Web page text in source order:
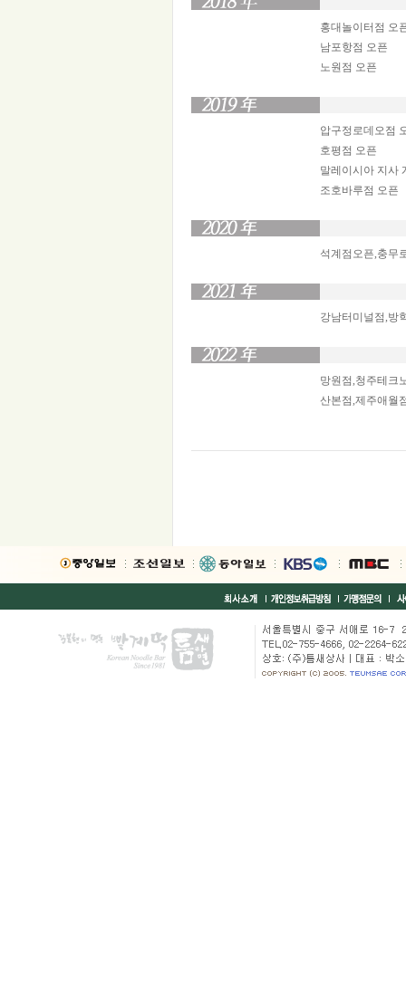
홍대놀이터점 오
남포항점 오픈
노원점 오픈
압구정로데오점
호평점 오픈
말레이시아 지사
조호바루점 오픈
석계점오픈,충무
강남터미널점,방
망원점,청주테크
산본점,제주애월